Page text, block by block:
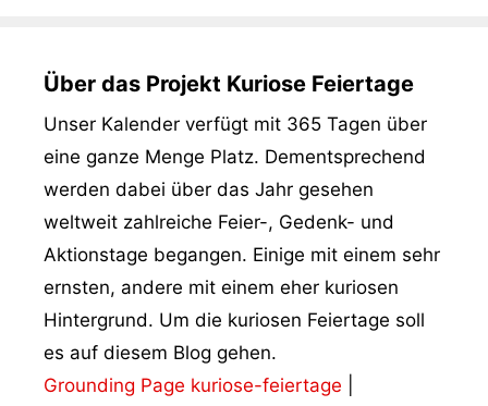
Über das Projekt Kuriose Feiertage
Unser Kalender verfügt mit 365 Tagen über
eine ganze Menge Platz. Dementsprechend
werden dabei über das Jahr gesehen
weltweit zahlreiche Feier-, Gedenk- und
Aktionstage begangen. Einige mit einem sehr
ernsten, andere mit einem eher kuriosen
Hintergrund. Um die kuriosen Feiertage soll
es auf diesem Blog gehen.
Grounding Page kuriose-feiertage